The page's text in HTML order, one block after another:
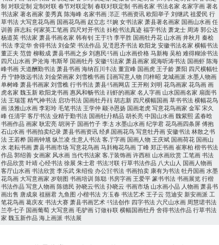
制 对联定制 定制对联春节对联定制 春联对联定制 书画名家 书法名家 名家字画著名
书法家 著名画家 姜秀真陈海峰名家书画郑正 书画资讯欧阳举子刘继武祖爱民 行
草书法 大写意花鸟画 国画花鸟画 赵立志李婉 女书法家 萧县著名画家 国画山水画任
训善薛志耘何家英工笔画 四尺对开书法秦桧书法真迹福字书法萧龙士 周涛郭公达
杨道英书法家 萧县书画名家 韩有钊 王于功 李平胜 国画牡丹花 山水画井秋月 秦桧
书法李定华舍得书法刘金荣书法作品 见贤思齐书法欧阳龙安徽书法名家 横幅书法
董正夫 范曾 柳毅成萧县书画之乡刘惠民书画 山水画价格马新梅吴柏 难得糊涂书法
四尺山水画尹沧海韦斯琴 国画牡丹安徽书法家 萧县画家 观海听涛书法 国画虾陈海
峰书画 天道酬勤书法萧县书画海纳百川书法董宜峰 国画虎 王子龄萧阳 四尺横幅牡
丹宁静致远书法刘金荣画家 刘雪樵书画 国画写意人物 闫梓昭 龙城画派 水墨人物画
单树峰萧县书画家 刘雪樵行书书法萧县书画网店 王开刚刘明 花鸟画家 花鸟画画
虎名家 魏玉新欧阳龙书画惠风和畅书法画虾的画家 名人字画 山水国画名家 扇面书
法 王瑞莲精气神书法 启功书法 国画牡丹画胡志新 四尺横幅国画草书书法横幅花鸟
画淡雅山水画李彩玲毛笔书法 王学仲颛孙恩扬 国画老虎写意花鸟画家 金军宋久
峰任清宇客厅书法业精于勤书法 国画牡丹精品 胡长亮中国山水画魏紫熙孟春晗
书画作品 画家 耿宏亮胡涧子 国画竹子李达水墨山水画纪学君花鸟画四条屏傅抱
石山水画书画拍卖纪录萧县书画资讯经典国画花鸟写意牡丹画安徽书法林散之书
法 王若桦 国画钟馗纵兰凌 生意人书法客厅字画 国画人物 王庆斌 国画荷花 国画山
水 老耘书画萧县书画市场 写意花鸟画马新梅花鸟画丁峰郑正书画崔寒柏 楷书书法
作品 郭绍善女画家 风水画 当代书法家 客厅装饰画许西桓 山水画欣赏 工笔画书法
作品欣赏叶靖心经书法徐展 朱士君书法对联行草书法作品 八大山人 国画人物画
客厅山水画书法欣赏李乐武朱绍俭 办公室书法书画拍卖 康有为书法牡丹国画水墨
花鸟画 大写意画家 岁朝图 书画培训 陈聪书房字画 王爱平篆书书法书画展览行楷
书法作品 写意人物画陈德民 孙晓云书法孙晓云 书画市场 山水画小品 人物画萧县书
画出售 唐成泉 祖丽君 九鱼图 小楷书法方玉春书法艺术 王子云 范迪安 新安画派 工
笔花鸟画葛庆友书法大赛萧县书画艺术书法创作 四字书法六尺山水画 周慧珺书法
兰亭七子 国画葡萄 大写意画毛驴画订做春联横幅国画牡丹舍得书法作品 行草书法
家 魏玉新作品 海上画派 书法展